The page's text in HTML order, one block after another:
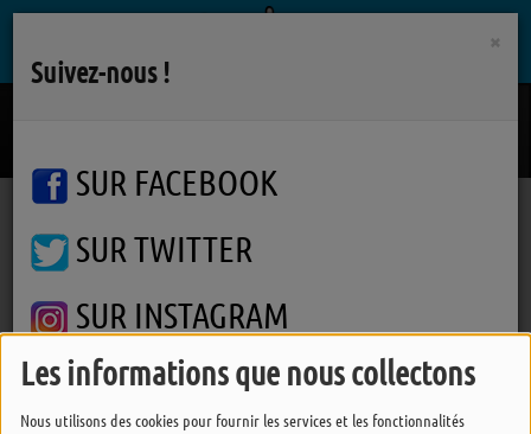
Les informations que nous collectons
Nous utilisons des cookies pour fournir les services et les fonctionnalités
Podcasts Un Cheveu sur la Langue, un Poil dans la Main
Un Cheveu sur la Langue, Un
Poil dans la Main
×
Suivez-nous !
SUR FACEBOOK
SUR TWITTER
SUR INSTAGRAM